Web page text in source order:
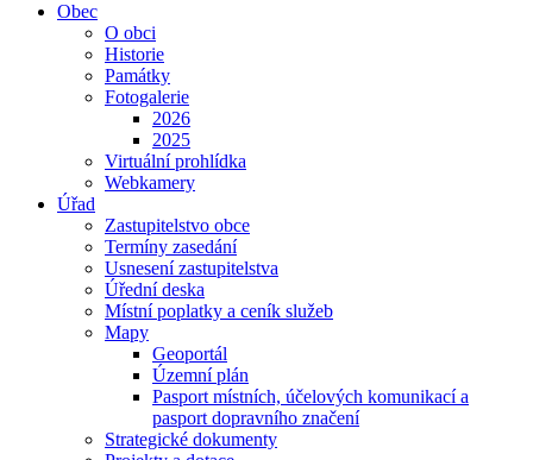
Obec
O obci
Historie
Památky
Fotogalerie
2026
2025
Virtuální prohlídka
Webkamery
Úřad
Zastupitelstvo obce
Termíny zasedání
Usnesení zastupitelstva
Úřední deska
Místní poplatky a ceník služeb
Mapy
Geoportál
Územní plán
Pasport místních, účelových komunikací a
pasport dopravního značení
Strategické dokumenty